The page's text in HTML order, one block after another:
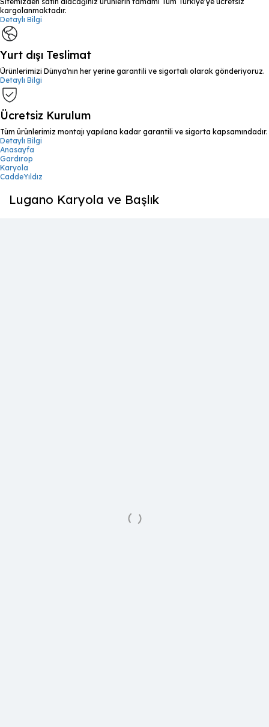
kargolanmaktadır.
Detaylı Bilgi
Yurt dışı Teslimat
Ürünlerimizi Dünya'nın her yerine garantili ve sigortalı olarak gönderiyoruz.
Detaylı Bilgi
Ücretsiz Kurulum
Tüm ürünlerimiz montajı yapılana kadar garantili ve sigorta kapsamındadır.
Detaylı Bilgi
Anasayfa
Gardırop
Karyola
CaddeYıldız
Lugano Karyola ve Başlık